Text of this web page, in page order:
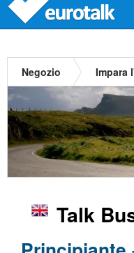
Negozio Impara
Talk